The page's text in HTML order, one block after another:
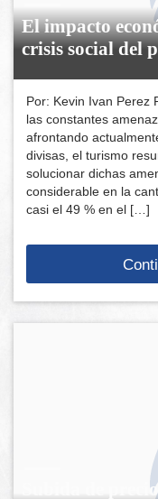
El impacto
crisis social del
Por: Kevin Ivan Perez
las constantes
afrontando
divisas, el turismo
solucionar dichas
considerable en la
casi el 49 % en el […]
Subida de